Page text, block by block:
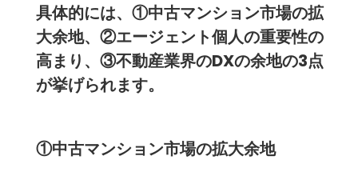
具体的には、①中古マンション市場の拡
大余地、②エージェント個人の重要性の
高まり、③不動産業界のDXの余地の3点
が挙げられます。
①中古マンション市場の拡大余地